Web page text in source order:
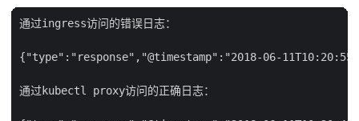
通过ingress访问的错误日志：
{"type":"response","@timestamp":"2018-06-
通过kubectl proxy访问的正确日志：